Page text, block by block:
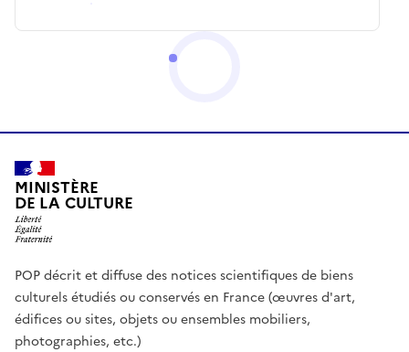
MINISTÈRE
DE LA CULTURE
POP décrit et diffuse des notices scientifiques de biens
culturels étudiés ou conservés en France (œuvres d'art,
édifices ou sites, objets ou ensembles mobiliers,
photographies, etc.)